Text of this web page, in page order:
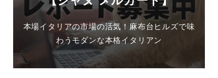
本場イタリアの市場の活気！麻布台ヒルズで味
わうモダンな本格イタリアン